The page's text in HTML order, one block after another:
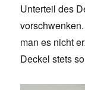
Unterteil des
man es nicht
Deckel stets